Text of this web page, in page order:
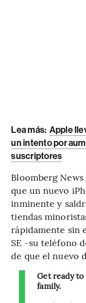
Lea más: Apple
un intento por
suscriptores
Bloomberg
que un nuevo
inminente y
tiendas
rápidamente sin
SE -su teléfono
de que el nuevo
Get ready
family.